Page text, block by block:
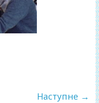
Наступне →